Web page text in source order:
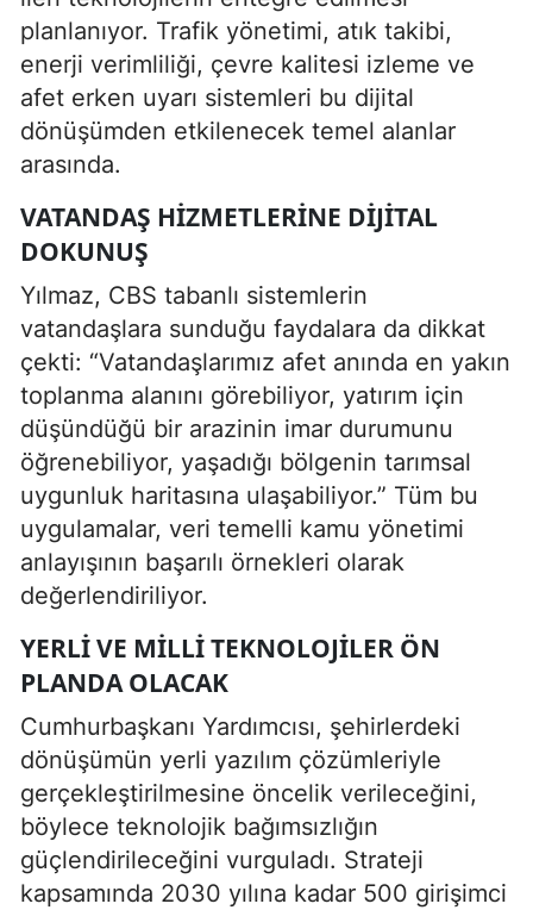
planlanıyor. Trafik yönetimi, atık takibi,
enerji verimliliği, çevre kalitesi izleme ve
afet erken uyarı sistemleri bu dijital
dönüşümden etkilenecek temel alanlar
arasında.
VATANDAŞ HIZMETLERINE DIJITAL
DOKUNUŞ
Yılmaz, CBS tabanlı sistemlerin
vatandaşlara sunduğu faydalara da dikkat
çekti: “Vatandaşlarımız afet anında en yakın
toplanma alanını görebiliyor, yatırım için
düşündüğü bir arazinin imar durumunu
öğrenebiliyor, yaşadığı bölgenin tarımsal
uygunluk haritasına ulaşabiliyor.” Tüm bu
uygulamalar, veri temelli kamu yönetimi
anlayışının başarılı örnekleri olarak
değerlendiriliyor.
YERLI VE MILLI TEKNOLOJILER ÖN
PLANDA OLACAK
Cumhurbaşkanı Yardımcısı, şehirlerdeki
dönüşümün yerli yazılım çözümleriyle
gerçekleştirilmesine öncelik verileceğini,
böylece teknolojik bağımsızlığın
güçlendirileceğini vurguladı. Strateji
kapsamında 2030 yılına kadar 500 girişimci